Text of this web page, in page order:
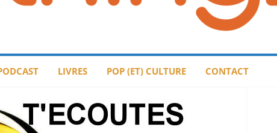
LIVRES POP (ET) CULTURE CONTACT